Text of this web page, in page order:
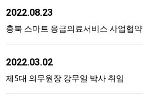
2022.08.23
충북 스마트 응급의료서비스 사업협약
2022.03.02
제5대 의무원장 강무일 박사 취임